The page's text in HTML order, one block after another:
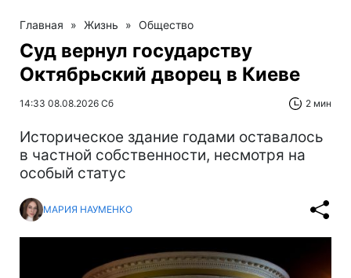
Главная » Жизнь » Общество
Суд вернул государству
Октябрьский дворец в Киеве
14:33 08.08.2026 Сб 2 мин
Историческое здание годами оставалось
в частной собственности, несмотря на
особый статус
МАРИЯ НАУМЕНКО